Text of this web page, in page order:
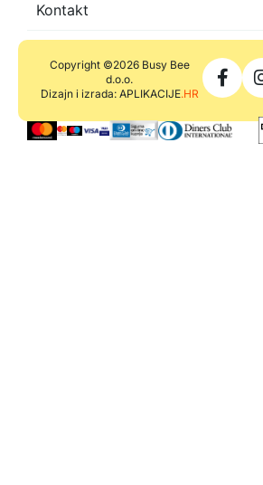
Kontakt
Copyright ©2026 Busy Bee
d.o.o.
Dizajn i izrada: APLIKACIJE.HR